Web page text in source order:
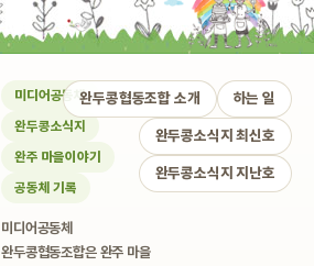
미디어공동체
완두콩소식지
완주 마을이야기
공동체 기록
미디어공동체
완두콩협동조합은 완주 마을
완두콩협동조합 소개 하는 일
완두콩소식지 최신호
완두콩소식지 지난호